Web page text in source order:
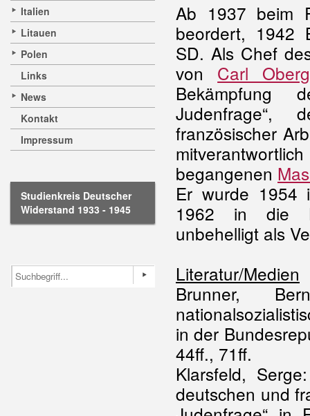
Italien
Litauen
Polen
Links
News
Kontakt
Impressum
Studienkreis Deutscher
Widerstand 1933 - 1945
Ab 1937 beim
beordert, 1942
SD. Als Chef
von Carl Oberg
französischer
begangenen
Er wurde 1954
1962 in die
unbehelligt als
Literatur/Medien
Brunner,
in der
44ff., 71ff.
Klarsfeld,
deutschen und